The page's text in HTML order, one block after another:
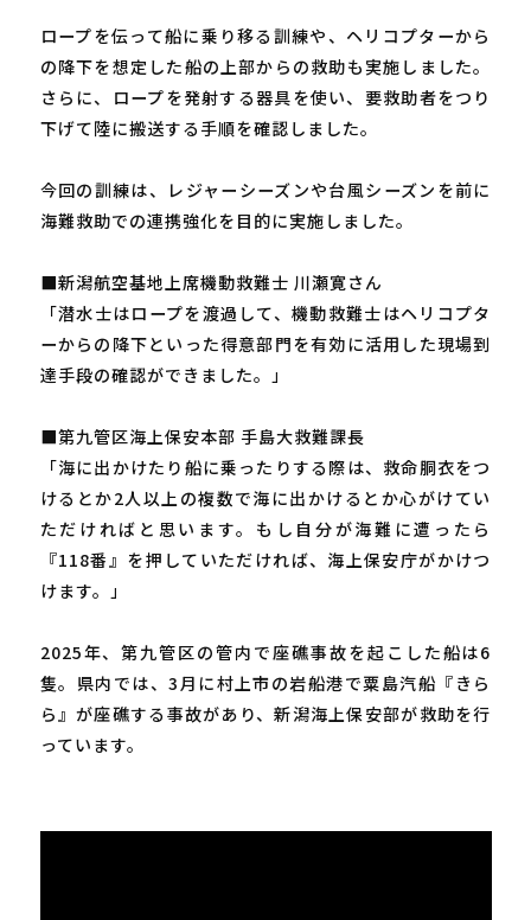
ロープを伝って船に乗り移る訓練や、ヘリコプターから
の降下を想定した船の上部からの救助も実施しました。
さらに、ロープを発射する器具を使い、要救助者をつり
下げて陸に搬送する手順を確認しました。
今回の訓練は、レジャーシーズンや台風シーズンを前に
海難救助での連携強化を目的に実施しました。
■新潟航空基地上席機動救難士 川瀬寛さん
「潜水士はロープを渡過して、機動救難士はヘリコプタ
ーからの降下といった得意部門を有効に活用した現場到
達手段の確認ができました。」
■第九管区海上保安本部 手島大救難課長
「海に出かけたり船に乗ったりする際は、救命胴衣をつ
けるとか2人以上の複数で海に出かけるとか心がけてい
ただければと思います。もし自分が海難に遭ったら
『118番』を押していただければ、海上保安庁がかけつ
けます。」
2025年、第九管区の管内で座礁事故を起こした船は6
隻。県内では、3月に村上市の岩船港で粟島汽船『きら
ら』が座礁する事故があり、新潟海上保安部が救助を行
っています。